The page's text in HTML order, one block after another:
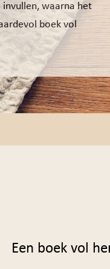
invullen, waarna het
boek vol
Een boek vol